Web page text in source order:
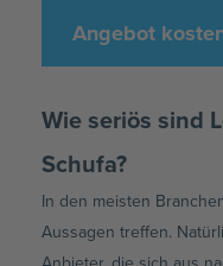
Angebot
Wie seriös sind
Schufa?
In den meisten
Aussagen treffen.